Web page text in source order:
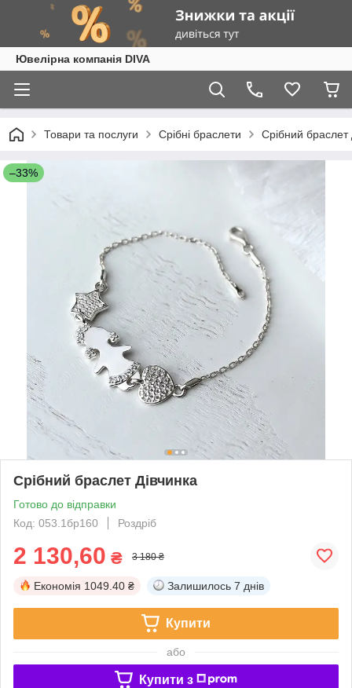
Ювелірна компанія DIVA
Товари та послуги Срібні браслети Срібний браслет
–33%
Срібний браслет Дівчинка
Готово до відправки
Код: 053.1бр160
Роздріб
2 130,60 ₴ 3 180 ₴
Економія 1049.40 ₴ Залишилось 7 днів
Купити
або
Купити з